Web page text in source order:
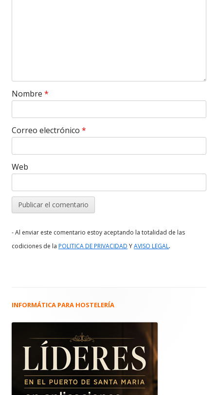
Nombre *
Correo electrónico *
Web
- Al enviar este comentario estoy aceptando la totalidad de las
codiciones de la POLITICA DE PRIVACIDAD YAVISO LEGAL.
Barra
principal
INFORMÁTICA PARA HOSTELERÍA